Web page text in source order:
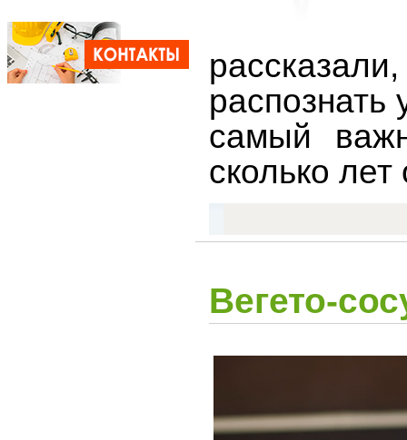
самый
сколько
Вегето-